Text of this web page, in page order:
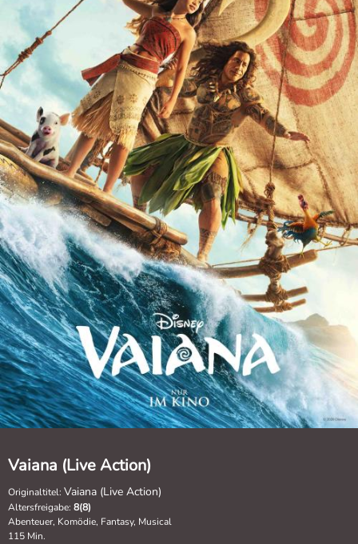
Vaiana (Live Action)
Originaltitel: Vaiana (Live Action)
Altersfreigabe: 8(8)
Abenteuer, Komödie, Fantasy, Musical
115 Min.